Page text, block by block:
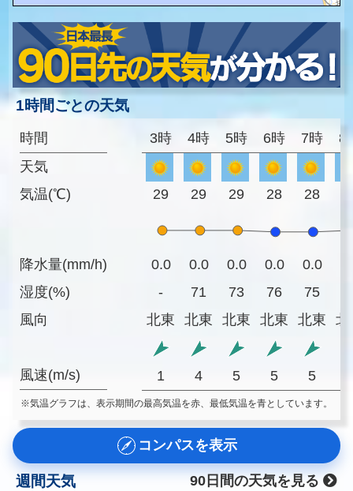
1時間ごとの天気
時間
天気
気温(℃)
降水量(mm/h)
湿度(%)
風向
風速(m/s)
3時 4時 5時 6時 7時 8
29 29 29 28 28
0.0 0.0 0.0 0.0 0.0
-
71 73 76 75
北東
北東 北東 北東 北東 北
1 4 5 5 5
※気温グラフは、表示期間の最高気温を赤、最低気温を青としています。
コンパスを表示
週間天気
90日間の天気を見る